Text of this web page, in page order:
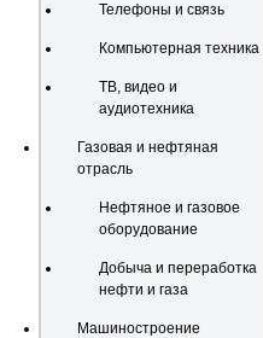
Телефоны и связь
Компьютерная техника
ТВ, видео и
аудиотехника
Газовая и нефтяная
отрасль
Нефтяное и газовое
оборудование
Добыча и переработка
нефти и газа
Машиностроение